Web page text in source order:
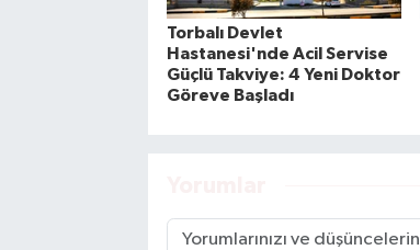
Torbalı Devlet
Hastanesi'nde Acil Servise
Güçlü Takviye: 4 Yeni Doktor
Göreve Başladı